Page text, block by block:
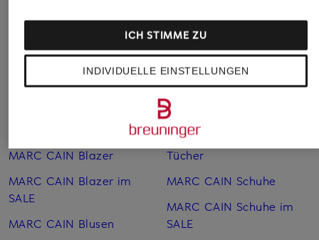
MARC CAIN 7/8-Hosen
MARC CAIN Accessoires
MARC CAIN Artikel
MARC CAIN Blazer
MARC CAIN Blazer im
SALE
MARC CAIN Blusen
MARC CAIN Pullunder
MARC CAIN Röcke
MARC CAIN Röcke im
SALE
MARC CAIN Sandalen
MARC CAIN Schals &
Tücher
MARC CAIN Schuhe
MARC CAIN Schuhe im
SALE
INDIVIDUELLE EINSTELLUNGEN
ICH STIMME ZU